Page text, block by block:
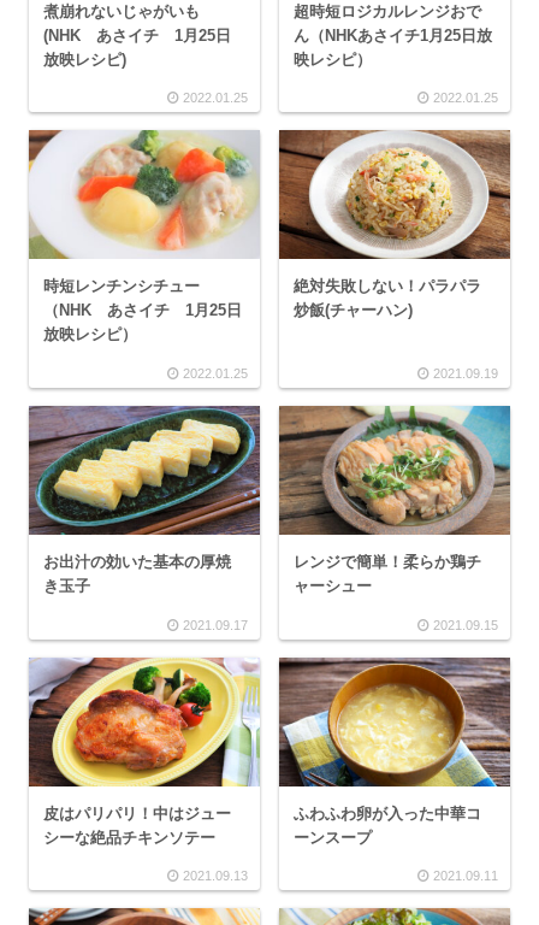
煮崩れないじゃがいも
(NHK あさイチ 1月25日
放映レシピ)
2022.01.25
超時短ロジカルレンジおで
ん（NHKあさイチ1月25日放
映レシピ）
2022.01.25
時短レンチンシチュー
（NHK あさイチ 1月25日
放映レシピ）
2022.01.25
絶対失敗しない！パラパラ
炒飯(チャーハン)
2021.09.19
お出汁の効いた基本の厚焼
き玉子
2021.09.17
レンジで簡単！柔らか鶏チ
ャーシュー
2021.09.15
皮はパリパリ！中はジュー
シーな絶品チキンソテー
2021.09.13
ふわふわ卵が入った中華コ
ーンスープ
2021.09.11